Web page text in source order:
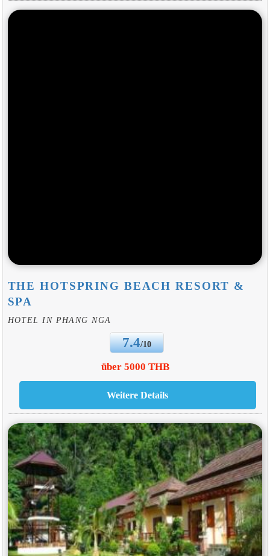
THE HOTSPRING BEACH RESORT &
SPA
HOTEL IN PHANG NGA
7.4/10
über 5000 THB